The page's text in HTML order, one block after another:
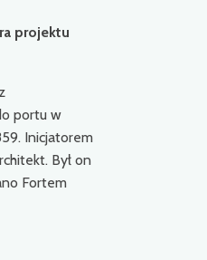
projektu
portu w
Inicjatorem
Był on
Fortem